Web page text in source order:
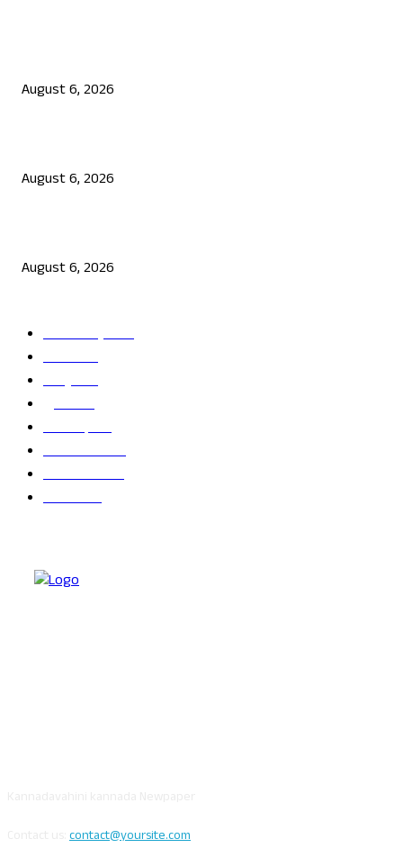
August 6, 2026
August 6, 2026
August 6, 2026
ತಾಜಾ ಸುದ್ದಿ 2865
ದೇಶ2245
ರಾಜ್ಯ 2216
ಕ್ರೀಡೆ1138
ಅಪರಾಧ791
ರಾಜಕೀಯ686
ಬೆಂಗಳೂರು681
ವಿದೇಶ625
contact@yoursite.com